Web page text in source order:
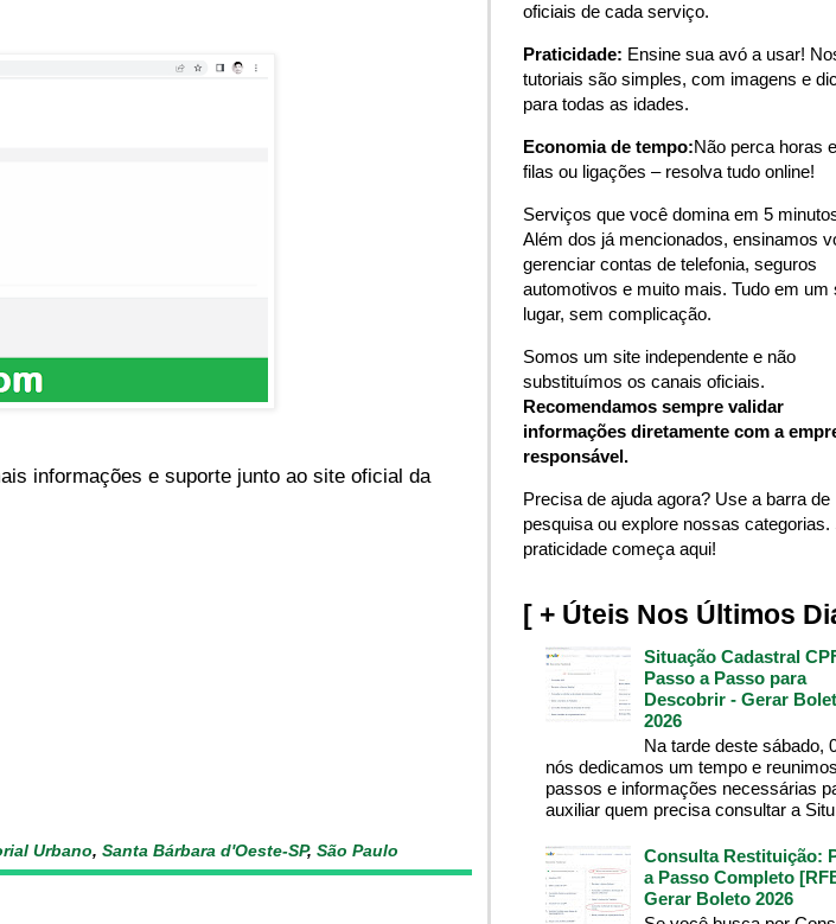
informações e suporte junto ao site oficial da
Urbano, Santa Bárbara d'Oeste-SP, São Paulo
oficiais de cada serviço.
Praticidade: Ensine sua avó a usar!
tutoriais são simples, com imagens e
para todas as idades.
Economia de tempo:Não perca horas
filas ou ligações – resolva tudo online!
Serviços que você domina em 5
Além dos já mencionados, ensinamos
gerenciar contas de telefonia, seguros
automotivos e muito mais. Tudo em um
lugar, sem complicação.
Somos um site independente e não
substituímos os canais oficiais.
Recomendamos sempre validar
informações diretamente com a
responsável.
Precisa de ajuda agora? Use a barra de
pesquisa ou explore nossas categorias.
praticidade começa aqui!
[ + Úteis Nos Últimos
Situação Cadastral
Passo a Passo para
Descobrir - Gerar
2026
Na tarde deste sábado,
nós dedicamos um tempo e
passos e informações necessárias
auxiliar quem precisa consultar a
Consulta Restituição:
a Passo Completo
Gerar Boleto 2026